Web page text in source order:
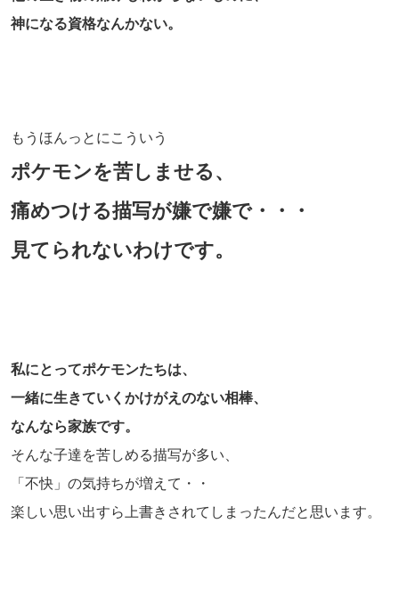
神になる資格なんかない。
もうほんっとにこういう
ポケモンを苦しませる、
痛めつける描写が嫌で嫌で・・・
見てられないわけです。
私にとってポケモンたちは、
一緒に生きていくかけがえのない相棒、
なんなら家族です。
そんな子達を苦しめる描写が多い、
「不快」の気持ちが増えて・・
楽しい思い出すら上書きされてしまったんだと思います。